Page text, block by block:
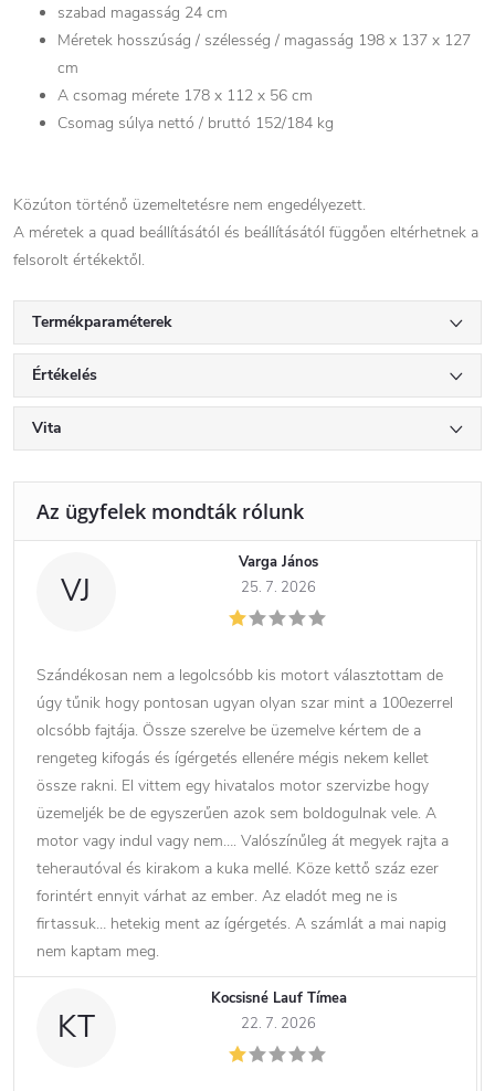
szabad magasság 24 cm
Méretek hosszúság / szélesség / magasság 198 x 137 x 127
cm
A csomag mérete 178 x 112 x 56 cm
Csomag súlya nettó / bruttó 152/184 kg
Közúton történő üzemeltetésre nem engedélyezett.
A méretek a quad beállításától és beállításától függően eltérhetnek a
felsorolt ​​értékektől.
Termékparaméterek
Értékelés
Vita
VJ
Varga János
25. 7. 2026
Szándékosan nem a legolcsóbb kis motort választottam de
úgy tűnik hogy pontosan ugyan olyan szar mint a 100ezerrel
olcsóbb fajtája. Össze szerelve be üzemelve kértem de a
rengeteg kifogás és ígérgetés ellenére mégis nekem kellet
össze rakni. El vittem egy hivatalos motor szervizbe hogy
üzemeljék be de egyszerűen azok sem boldogulnak vele. A
motor vagy indul vagy nem…. Valószínűleg át megyek rajta a
teherautóval és kirakom a kuka mellé. Köze kettő száz ezer
forintért ennyit várhat az ember. Az eladót meg ne is
firtassuk… hetekig ment az ígérgetés. A számlát a mai napig
nem kaptam meg.
KT
Kocsisné Lauf Tímea
22. 7. 2026